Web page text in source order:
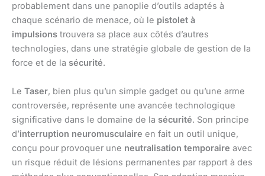
probablement dans une panoplie d’outils adaptés à
chaque scénario de menace, où le pistolet à
impulsions trouvera sa place aux côtés d’autres
technologies, dans une stratégie globale de gestion de la
force et de la sécurité.
Le Taser, bien plus qu’un simple gadget ou qu’une arme
controversée, représente une avancée technologique
significative dans le domaine de la sécurité. Son principe
d’interruption neuromusculaire en fait un outil unique,
conçu pour provoquer une neutralisation temporaire avec
un risque réduit de lésions permanentes par rapport à des